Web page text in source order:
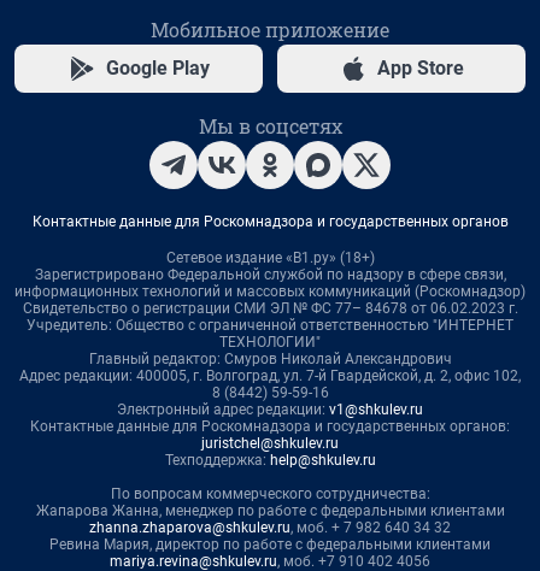
Мобильное приложение
Google Play App Store
Мы в соцсетях
Контактные данные для Роскомнадзора и государственных органов
Сетевое издание «В1.ру» (18+)
Зарегистрировано Федеральной службой по надзору в сфере связи,
информационных технологий и массовых коммуникаций (Роскомнадзор)
Свидетельство о регистрации СМИ ЭЛ № ФС 77– 84678 от 06.02.2023 г.
Учредитель: Общество с ограниченной ответственностью "ИНТЕРНЕТ
ТЕХНОЛОГИИ"
Главный редактор: Смуров Николай Александрович
Адрес редакции: 400005, г. Волгоград, ул. 7-й Гвардейской, д. 2, офис 102,
8 (8442) 59-59-16
Электронный адрес редакции: v1@shkulev.ru
Контактные данные для Роскомнадзора и государственных органов:
juristchel@shkulev.ru
Техподдержка: help@shkulev.ru
По вопросам коммерческого сотрудничества:
Жапарова Жанна, менеджер по работе с федеральными клиентами
zhanna.zhaparova@shkulev.ru, моб. + 7 982 640 34 32
Ревина Мария, директор по работе с федеральными клиентами
mariya.revina@shkulev.ru, моб. +7 910 402 4056